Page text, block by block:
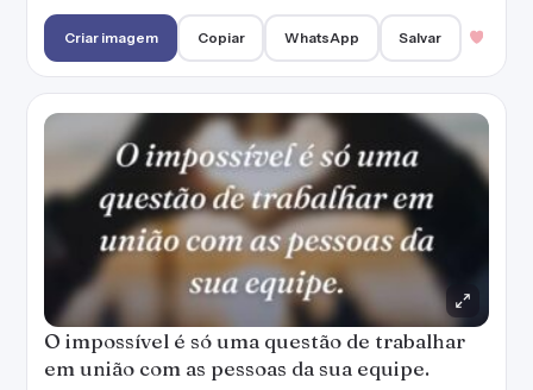
Criar imagem Copiar WhatsApp Salvar
O impossível é só uma questão de trabalhar
em união com as pessoas da sua equipe.